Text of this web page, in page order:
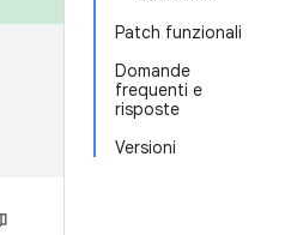
Patch funzionali
Domande
frequenti e
risposte
Versioni